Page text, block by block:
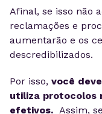
Afinal, se isso não
reclamações e
aumentarão e os
descredibilizados.
Por isso, você
utiliza protocolos
efetivos. Assim,